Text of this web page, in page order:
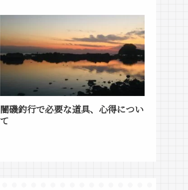
闇磯釣行で必要な道具、心得につい
て